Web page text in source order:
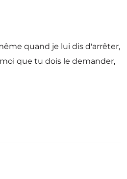
quand je lui dis d'arrêter,
que tu dois le demander,